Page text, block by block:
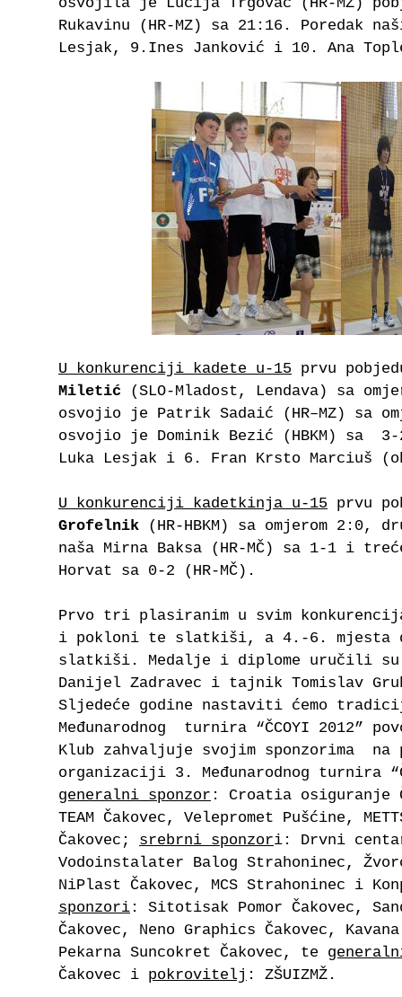
Rukavinu (HR-MZ) sa 21:16. Poredak
Lesjak, 9.Ines Janković i 10. Ana
U konkurenciji kadete u-15 prvu
Miletić (SLO-Mladost, Lendava) sa
osvojio je Patrik Sadaić (HR–MZ) sa
osvojio je Dominik Bezić (HBKM) sa
Luka Lesjak i 6. Fran Krsto Marciuš
U konkurenciji kadetkinja u-15 prvu
Grofelnik (HR-HBKM) sa omjerom 2:0,
naša Mirna Baksa (HR-MČ) sa 1-1 i
Horvat sa 0-2 (HR-MČ).
Prvo tri plasiranim u svim
i pokloni te slatkiši, a 4.-6. mjesta
slatkiši. Medalje i diplome uručili su
Danijel Zadravec i tajnik Tomislav
Sljedeće godine nastaviti ćemo
Međunarodnog turnira “ČCOYI 2012”
Klub zahvaljuje svojim sponzorima na
organizaciji 3. Međunarodnog turnira
generalni sponzor : Croatia osiguranje
TEAM Čakovec, Velepromet Pušćine,
Čakovec; srebrni sponzori: Drvni
Vodoinstalater Balog Strahoninec,
NiPlast Čakovec, MCS Strahoninec i
sponzori : Sitotisak Pomor Čakovec,
Čakovec, Neno Graphics Čakovec,
Pekarna Suncokret Čakovec, te
Čakovec i pokrovitelj : ZŠUIZMŽ.